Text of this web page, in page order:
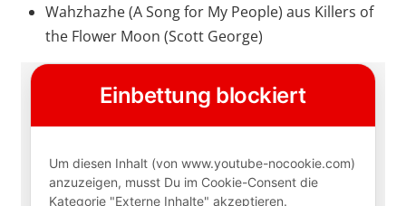
Wahzhazhe (A Song for My People) aus Killers of
the Flower Moon (Scott George)